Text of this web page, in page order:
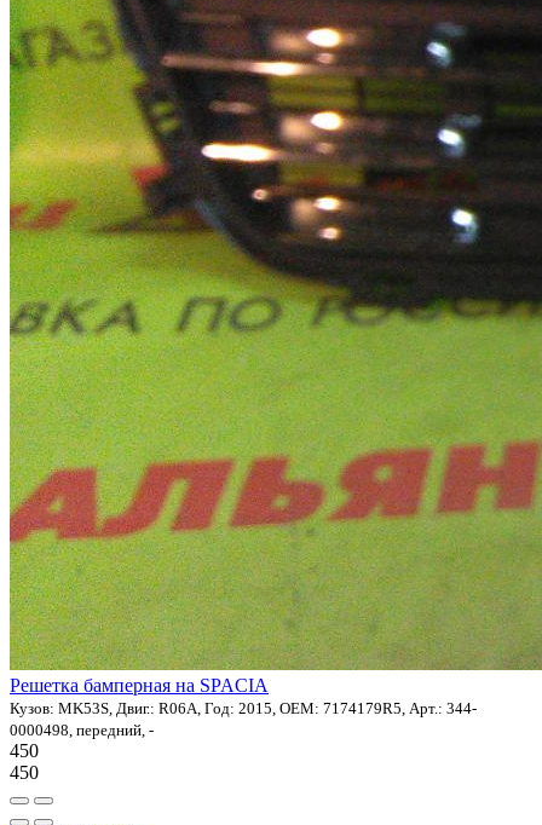
Решетка бамперная на SPACIA
Кузов: MK53S, Двиг.: R06A, Год: 2015, OEM: 7174179R5, Арт.: 344-
0000498, передний, -
450
450